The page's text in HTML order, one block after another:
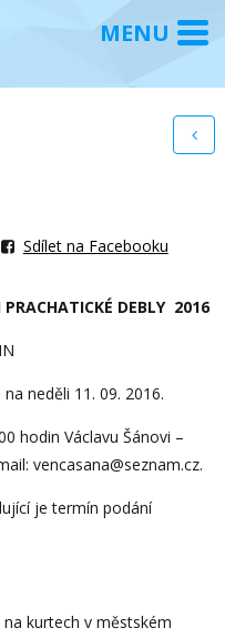
Sdílet na Facebooku
PRACHATICKÉ DEBLY 2016
neděli 11. 09. 2016.
hodin Václavu Šánovi –
vencasana@seznam.cz.
je termín podání
kurtech v městském